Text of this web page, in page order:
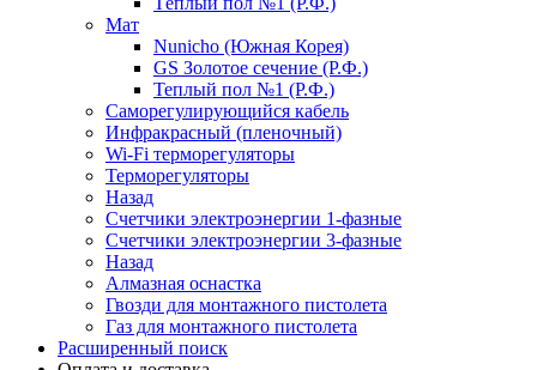
Мат
Nunicho (Южная Корея)
GS Золотое сечение (Р.Ф.)
Теплый пол №1 (Р.Ф.)
Саморегулирующийся кабель
Инфракрасный (пленочный)
Wi-Fi терморегуляторы
Терморегуляторы
Назад
Счетчики электроэнергии 1-фазные
Счетчики электроэнергии 3-фазные
Назад
Алмазная оснастка
Гвозди для монтажного пистолета
Газ для монтажного пистолета
Расширенный поиск